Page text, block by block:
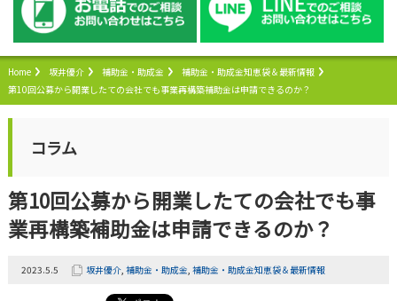
Home 坂井優介 補助金・助成金
補助金・助成金知恵袋＆最新情報
第10回公募から開業したての会社でも事業再構築補助金は申請できるのか？
コラム
第10回公募から開業したての会社でも事
業再構築補助金は申請できるのか？
2023.5.5 坂井優介, 補助金・助成金 補助金・助成金知恵袋＆最新情報